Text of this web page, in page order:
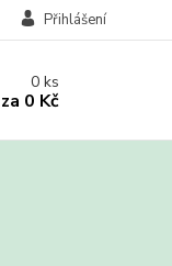
Přihlášení
0ks
za 0 Kč